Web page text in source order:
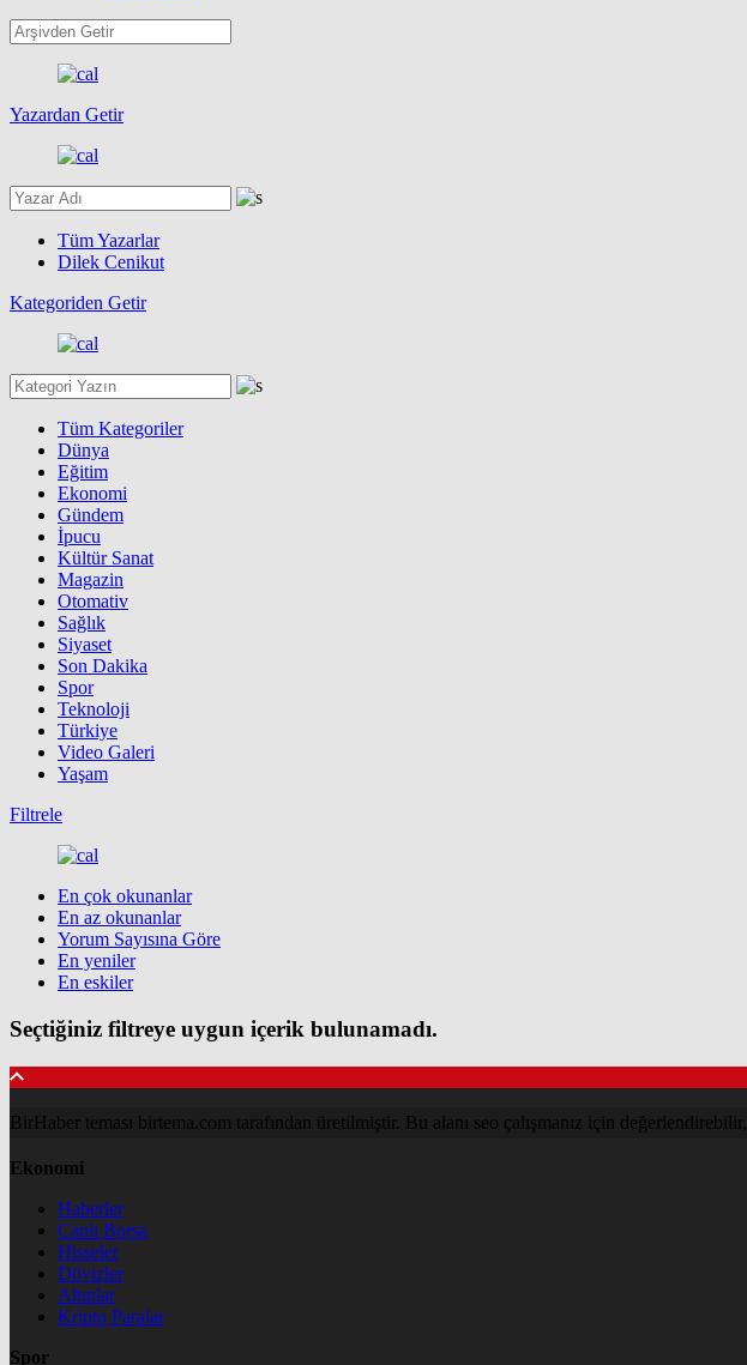
Yazardan Getir
Tüm Yazarlar
Dilek Cenikut
Kategoriden Getir
Tüm Kategoriler
Dünya
Eğitim
Ekonomi
Gündem
İpucu
Kültür Sanat
Magazin
Otomativ
Sağlık
Siyaset
Son Dakika
Spor
Teknoloji
Türkiye
Video Galeri
Yaşam
Filtrele
En çok okunanlar
En az okunanlar
Yorum Sayısına Göre
En yeniler
En eskiler
Seçtiğiniz filtreye uygun içerik bulunamadı.
BirHaber teması birtema.com tarafından üretilmiştir. Bu alanı seo çalışmanız için
Ekonomi
Haberler
Canlı Borsa
Hisseler
Dövizler
Altınlar
Kripto Paralar
Spor